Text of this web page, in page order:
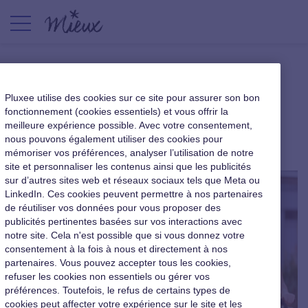
Vie pro ou vie perso ? Et si on
n’avait pas à choisir ?
|22 octobre 2015
Pluxee utilise des cookies sur ce site pour assurer son bon
fonctionnement (cookies essentiels) et vous offrir la
meilleure expérience possible. Avec votre consentement,
nous pouvons également utiliser des cookies pour
mémoriser vos préférences, analyser l’utilisation de notre
site et personnaliser les contenus ainsi que les publicités
sur d’autres sites web et réseaux sociaux tels que Meta ou
LinkedIn. Ces cookies peuvent permettre à nos partenaires
de réutiliser vos données pour vous proposer des
publicités pertinentes basées sur vos interactions avec
notre site. Cela n'est possible que si vous donnez votre
consentement à la fois à nous et directement à nos
partenaires. Vous pouvez accepter tous les cookies,
refuser les cookies non essentiels ou gérer vos
préférences. Toutefois, le refus de certains types de
cookies peut affecter votre expérience sur le site et les